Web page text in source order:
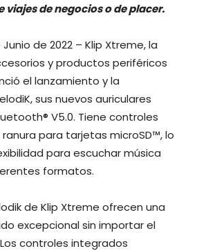
de negocios o de placer.
de 2022 – Klip Xtreme, la
y productos periféricos
el lanzamiento y la
sus nuevos auriculares
V5.0. Tiene controles
para tarjetas microSD™, lo
para escuchar música
formatos.
de Klip Xtreme ofrecen una
excepcional sin importar el
controles integrados